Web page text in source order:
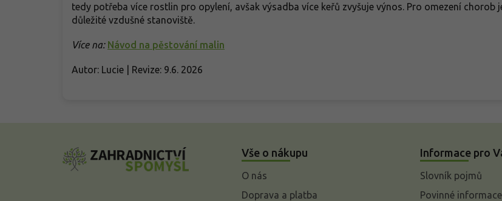
tedy potřeba více rostlin pro opylení, avšak výsadba více keřů zvyšuje výnos. Pro omezení chorob
důležité vzdušné stanoviště.
Více na: Návod na pěstování malin
Autor: Lucie | Revize: 9.6. 2026
Vše o nákupu
O nás
Doprava a platba
Informace pro
Slovník pojmů
Povinné